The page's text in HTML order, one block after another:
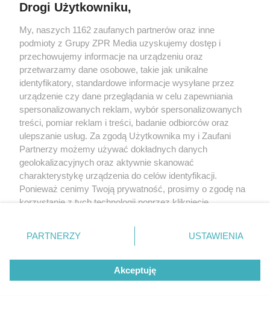
Nocne wizyty w toalecie
ostrzegają przed
problemem z prostatą. Ten
objaw wymaga uwagi
Drogi Użytkowniku,
My, naszych 1162 zaufanych partnerów oraz inne
podmioty z Grupy ZPR Media uzyskujemy dostęp i
przechowujemy informacje na urządzeniu oraz
przetwarzamy dane osobowe, takie jak unikalne
identyfikatory, standardowe informacje wysyłane przez
urządzenie czy dane przeglądania w celu zapewniania
spersonalizowanych reklam, wybór spersonalizowanych
treści, pomiar reklam i treści, badanie odbiorców oraz
ulepszanie usług. Za zgodą Użytkownika my i Zaufani
Partnerzy możemy używać dokładnych danych
geolokalizacyjnych oraz aktywnie skanować
charakterystykę urządzenia do celów identyfikacji.
Ponieważ cenimy Twoją prywatność, prosimy o zgodę na
korzystanie z tych technologii poprzez kliknięcie
zmienić/wycofać klikając przycisk ustawień prywatności
znajdujący się w lewym dolnym rogu strony
rodzaje przetwarzania danych nie wymagają zgody
użytkownika, ale masz prawo sprzeciwić się takiemu
przetwarzaniu. Preferencje będą miały zastosowanie tylko
PARTNERZY USTAWIENIA
Akceptuję